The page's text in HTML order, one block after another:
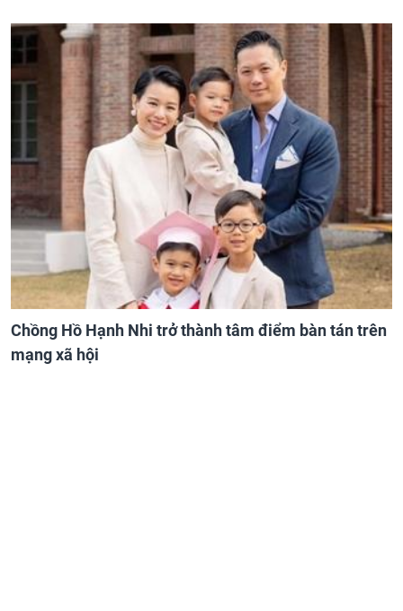
Chồng Hồ Hạnh Nhi trở thành tâm điểm bàn tán trên
mạng xã hội